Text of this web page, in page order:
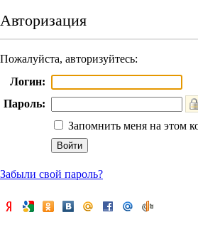
Авторизация
Пожалуйста, авторизуйтесь:
Логин:
Пароль:
Запомнить меня на этом
Забыли свой пароль?